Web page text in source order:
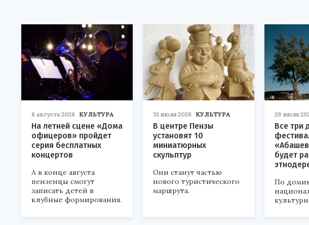
6 августа 2026 КУЛЬТУРА
На летней сцене «Дома
офицеров» пройдет
серия бесплатных
концертов
А в конце августа
пензенцы смогут
записать детей в
клубные формирования.
31 июля 2026 КУЛЬТУРА
В центре Пензы
установят 10
миниатюрных
скульптур
Они станут частью
нового туристического
маршрута.
29 июля
Все три
будет
По